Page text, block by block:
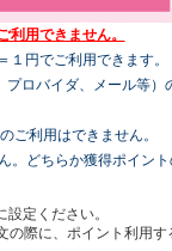
用できません。
円でご利用できます。
ロバイダ、メール等）
ご利用はできません。
どちらか獲得ポイント
定ください。
際に、ポイント利用す